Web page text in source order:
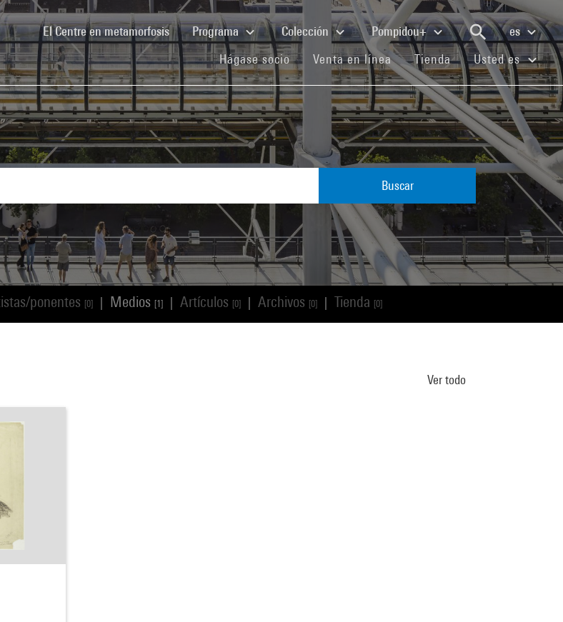
El Centre en metamorfosis(current)Programa Colección Pompidou+
es
Hágase socio(current)Venta en línea(current)
Tienda(current)Usted es
Buscar
ponentes [0] Medios [1] Artículos [0] Archivos [0] Tienda [0]
Ver todo